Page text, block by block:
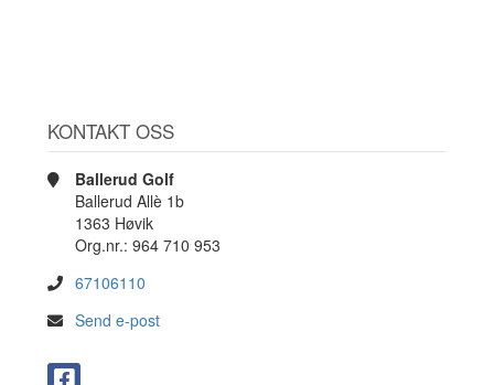
KONTAKT OSS
Ballerud Golf
Ballerud Allè 1b
1363 Høvik
Org.nr.: 964 710 953
67106110
Send e-post